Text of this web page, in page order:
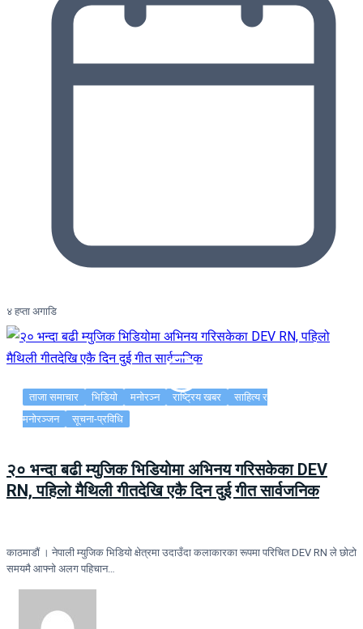
४ हप्ता अगाडि
ताजा समाचार भिडियो मनोरञ्न राष्ट्रिय खबर
साहित्य र
मनोरञ्जन
सूचना-प्रविधि
२० भन्दा बढी म्युजिक भिडियोमा अभिनय गरिसकेका DEV
RN, पहिलो मैथिली गीतदेखि एकै दिन दुई गीत सार्वजनिक
काठमाडौं । नेपाली म्युजिक भिडियो क्षेत्रमा उदाउँदा कलाकारका रूपमा परिचित DEV RN ले छोटो
समयमै आफ्नो अलग पहिचान…